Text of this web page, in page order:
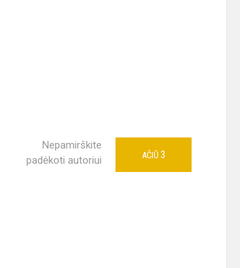
Nepamirškite
padėkoti autoriui
AČIŪ 3